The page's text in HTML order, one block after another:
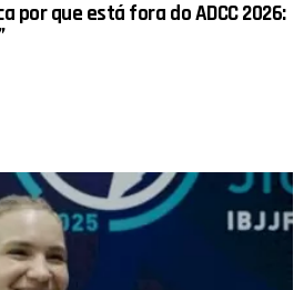
por que está fora do ADCC 2026: